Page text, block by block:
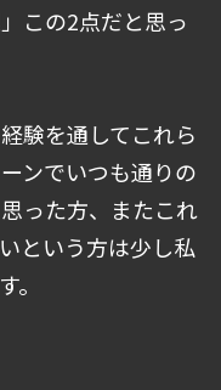
この2点だと思っ
験を通してこれら
ンでいつも通りの
った方、またこれ
という方は少し私
。